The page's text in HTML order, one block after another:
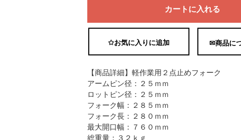
カートに入れる
✩お気に入りに追加 ✉商品に
【商品詳細】軽作業用２点止めフォーク
アームピン径：２５ｍｍ
ロットピン径：２５ｍｍ
フォーク幅：２８５ｍｍ
フォーク長：２８０ｍｍ
最大開口幅：７６０ｍｍ
総重量：３２ｋｇ